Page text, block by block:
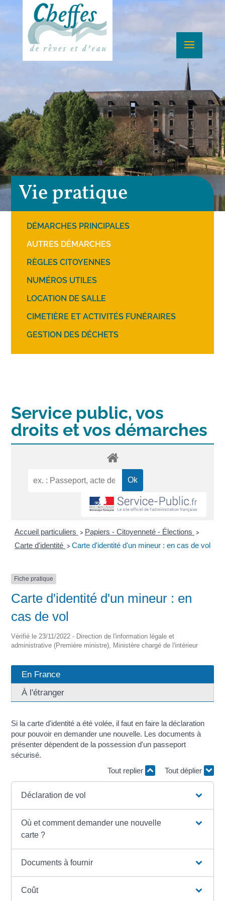
Vie pratique
DÉMARCHES PRINCIPALES
AUTRES DÉMARCHES
RÈGLES CITOYENNES
NUMÉROS UTILES
LOCATION DE SALLE
CIMETIÈRE ET ACTIVITÉS FUNÉRAIRES
GESTION DES DÉCHETS
Service public, vos
droits et vos démarches
Accueil particuliers > Papiers - Citoyenneté - Élections >
Carte d'identité > Carte d'identité d'un mineur : en cas de vol
Fiche pratique
Carte d'identité d'un mineur : en
cas de vol
Vérifié le 23/11/2022 - Direction de l'information légale et
administrative (Première ministre), Ministère chargé de l'intérieur
En France
À l'étranger
Si la carte d'identité a été volée, il faut en faire la déclaration
pour pouvoir en demander une nouvelle. Les documents à
présenter dépendent de la possession d'un passeport
sécurisé.
Tout replier
Tout déplier
Déclaration de vol
Où et comment demander une nouvelle
carte ?
Documents à fournir
Coût